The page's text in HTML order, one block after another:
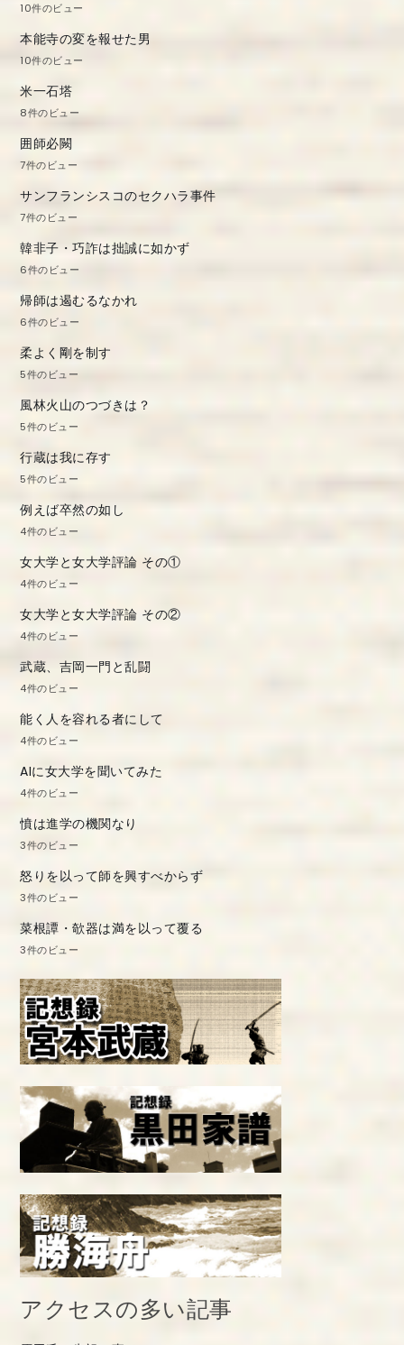
10件のビュー
本能寺の変を報せた男
10件のビュー
米一石塔
8件のビュー
囲師必闕
7件のビュー
サンフランシスコのセクハラ事件
7件のビュー
韓非子・巧詐は拙誠に如かず
6件のビュー
帰師は遏むるなかれ
6件のビュー
柔よく剛を制す
5件のビュー
風林火山のつづきは？
5件のビュー
行蔵は我に存す
5件のビュー
例えば卒然の如し
4件のビュー
女大学と女大学評論 その①
4件のビュー
女大学と女大学評論 その②
4件のビュー
武蔵、吉岡一門と乱闘
4件のビュー
能く人を容れる者にして
4件のビュー
AIに女大学を聞いてみた
4件のビュー
憤は進学の機関なり
3件のビュー
怒りを以って師を興すべからず
3件のビュー
菜根譚・欹器は満を以って覆る
3件のビュー
アクセスの多い記事